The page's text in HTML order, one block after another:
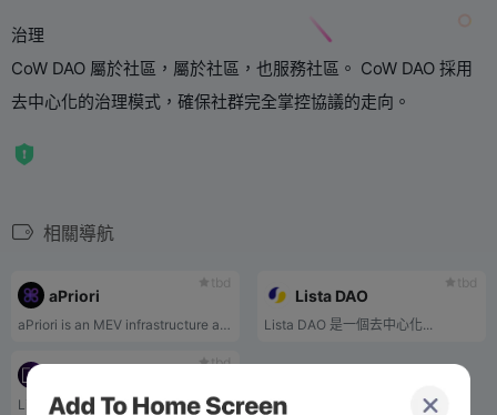
治理
CoW DAO 屬於社區，屬於社區，也服務社區。 CoW DAO 採用
去中心化的治理模式，確保社群完全掌控協議的走向。
相關導航
tbd
aPriori
aPriori is an MEV infrastructure and liquid staking protocol, designed for the parallel execution era and natively built on Monad.
tbd
Lista DAO
Lista DAO 是一個去中心化...
tbd
Lingo 是一個遊戲化、由 RWA 驅動的獎勵生態系統。每 $LINGO 平台費用都會貢獻給 RWA 池，為 Lingo 的獎勵生態系統提供動力。